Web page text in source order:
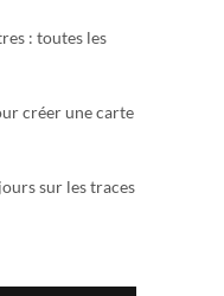
: toutes les
créer une carte
sur les traces